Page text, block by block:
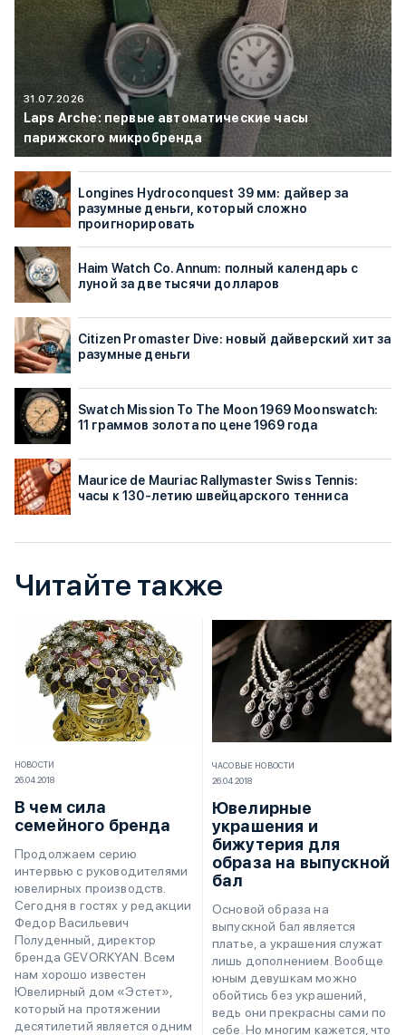
31.07.2026
Laps Arche: первые автоматические часы
парижского микробренда
Longines Hydroconquest 39 мм: дайвер за
разумные деньги, который сложно
проигнорировать
Haim Watch Co. Annum: полный календарь с
луной за две тысячи долларов
Citizen Promaster Dive: новый дайверский хит за
разумные деньги
Swatch Mission To The Moon 1969 Moonswatch:
11 граммов золота по цене 1969 года
Maurice de Mauriac Rallymaster Swiss Tennis:
часы к 130-летию швейцарского тенниса
Читайте также
НОВОСТИ
26.04.2018
В чем сила
семейного бренда
Продолжаем серию
интервью с руководителями
ювелирных производств.
Сегодня в гостях у редакции
Федор Васильевич
Полуденный, директор
бренда GEVORKYAN. Всем
нам хорошо известен
Ювелирный дом «Эстет»,
который на протяжении
десятилетий является одним
ЧАСОВЫЕ НОВОСТИ
26.04.2018
Ювелирные
украшения и
бижутерия для
образа на выпускной
бал
Основой образа на
выпускной бал является
платье, а украшения служат
лишь дополнением. Вообще
юным девушкам можно
обойтись без украшений,
ведь они прекрасны сами по
себе. Но многим кажется, что